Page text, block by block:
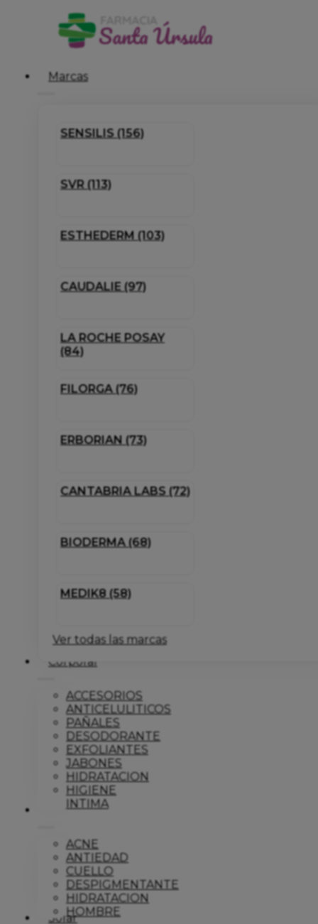
Marcas
SENSILIS (156)
SVR (113)
ESTHEDERM (103)
CAUDALIE (97)
LA ROCHE POSAY
(84)
FILORGA (76)
ERBORIAN (73)
CANTABRIA LABS (72)
BIODERMA (68)
MEDIK8 (58)
Ver todas las marcas
Corporal
ACCESORIOS
ANTICELULITICOS
PAÑALES
DESODORANTE
EXFOLIANTES
JABONES
HIDRATACION
HIGIENE
INTIMA
Dermo
ACNE
ANTIEDAD
CUELLO
DESPIGMENTANTE
HIDRATACION
HOMBRE
Solar